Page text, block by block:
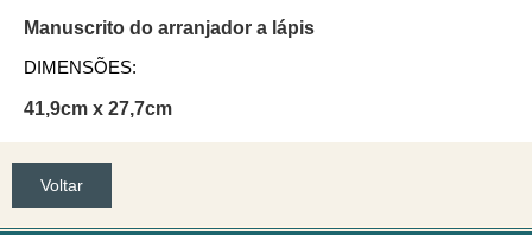
Manuscrito do arranjador a lápis
DIMENSÕES:
41,9cm x 27,7cm
Voltar